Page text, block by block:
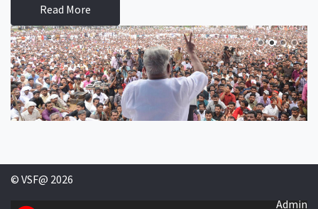
Read More
© VSF@ 2026
Admin